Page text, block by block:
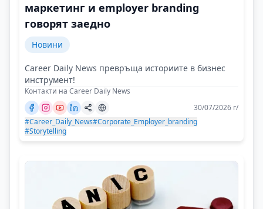
маркетинг и employer branding
говорят заедно
Новини
Career Daily News превръща историите в бизнес
инструмент!
Контакти на Career Daily News
30/07/2026 г/
#Career_Daily_News#Corporate_Employer_branding
#Storytelling